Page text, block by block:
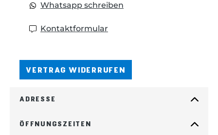
Whatsapp schreiben
Kontaktformular
VERTRAG WIDERRUFEN
ADRESSE
ÖFFNUNGSZEITEN